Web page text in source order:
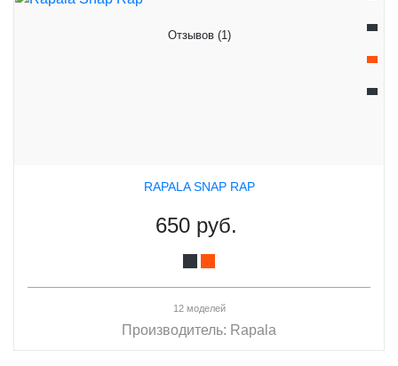
Отзывов (1)
RAPALA SNAP RAP
650 руб.
12 моделей
Производитель: Rapala